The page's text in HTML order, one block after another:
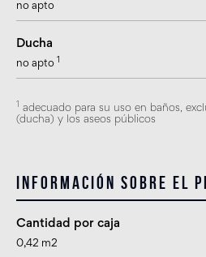
no apto
Ducha
no apto
adecuado para su uso en baños,
(ducha) y los aseos públicos
Información sobre el
Cantidad por caja
0,42 m2